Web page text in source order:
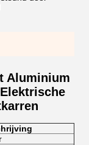
Aluminium